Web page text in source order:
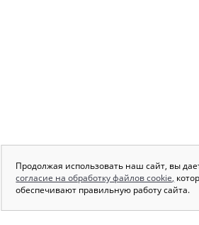
Продолжая использовать наш сайт, вы
согласие на обработку файлов cookie,
обеспечивают правильную работу сайта.